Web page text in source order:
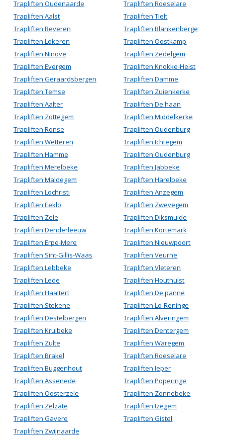
Trapliften Oudenaarde
Trapliften Aalst
Trapliften Beveren
Trapliften Lokeren
Trapliften Ninove
Trapliften Evergem
Trapliften Geraardsbergen
Trapliften Temse
Trapliften Aalter
Trapliften Zottegem
Trapliften Ronse
Trapliften Wetteren
Trapliften Hamme
Trapliften Merelbeke
Trapliften Maldegem
Trapliften Lochristi
Trapliften Eeklo
Trapliften Zele
Trapliften Denderleeuw
Trapliften Erpe-Mere
Trapliften Sint-Gillis-Waas
Trapliften Lebbeke
Trapliften Lede
Trapliften Haaltert
Trapliften Stekene
Trapliften Destelbergen
Trapliften Kruibeke
Trapliften Zulte
Trapliften Brakel
Trapliften Buggenhout
Trapliften Assenede
Trapliften Oosterzele
Trapliften Zelzate
Trapliften Gavere
Trapliften Zwijnaarde
Trapliften Roeselare
Trapliften Tielt
Trapliften Blankenberge
Trapliften Oostkamp
Trapliften Zedelgem
Trapliften Knokke-Heist
Trapliften Damme
Trapliften Zuienkerke
Trapliften De haan
Trapliften Middelkerke
Trapliften Oudenburg
Trapliften Ichtegem
Trapliften Oudenburg
Trapliften Jabbeke
Trapliften Harelbeke
Trapliften Anzegem
Trapliften Zwevegem
Trapliften Diksmuide
Trapliften Kortemark
Trapliften Nieuwpoort
Trapliften Veurne
Trapliften Vleteren
Trapliften Houthulst
Trapliften De panne
Trapliften Lo-Reninge
Trapliften Alveringem
Trapliften Dentergem
Trapliften Waregem
Trapliften Roeselare
Trapliften Ieper
Trapliften Poperinge
Trapliften Zonnebeke
Trapliften Izegem
Trapliften Gistel